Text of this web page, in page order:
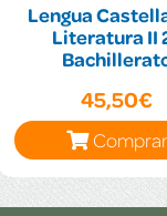
Lengua
Literatura II
45,50€
Comprar